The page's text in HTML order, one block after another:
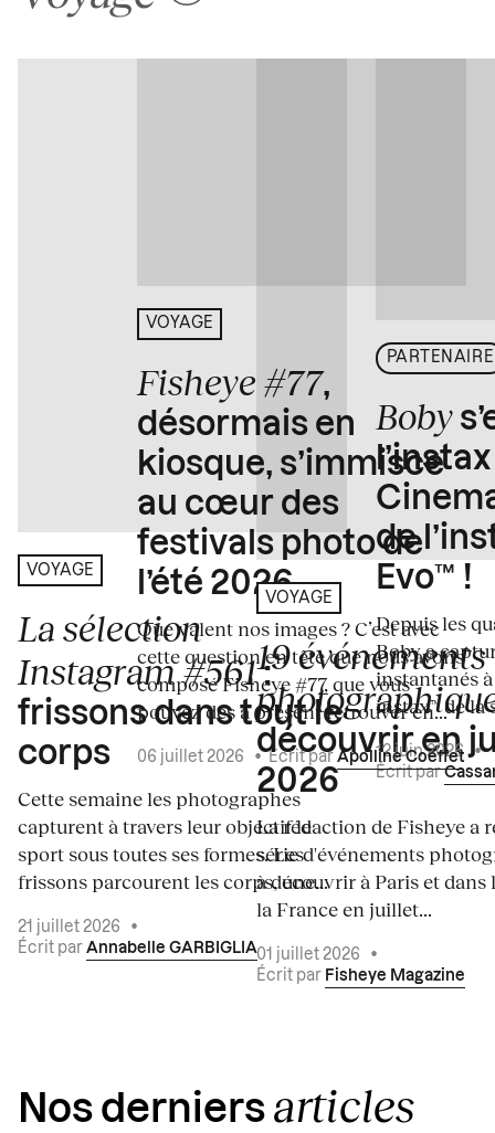
VOYAGE
La sélection
Instagram #561:
frissons dans tout le
corps
Cette semaine les photographes
capturent à travers leur objectif le
sport sous toutes ses formes. Les
frissons parcourent les corps, une...
21 juillet 2026
•
Écrit par Annabelle GARBIGLIA
VOYAGE
Fisheye #77,
désormais en
kiosque, s’immisce
au cœur des
festivals photo de
l’été 2026
Que valent nos images ? C’est avec
cette question en tête que nous avons
composé Fisheye #77, que vous
pouvez dès à présent retrouver en...
06 juillet 2026 •Écrit par Apolline Coëffet
VOYAGE
19 événements
découvrir en
2026
La rédaction de Fisheye a
série d'événements
à découvrir à Paris et dans
la France en juillet...
01 juillet 2026
•
Écrit par Fisheye Magazine
PARTENAIRE
Boby
de
Evo™ !
Depuis les
Boby a
instantanés
instax™ de la
12 juin 2026 •
Écrit par
Nos derniers articles